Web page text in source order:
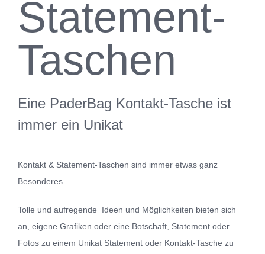
Kontakt
Statement-
Taschen
Eine PaderBag Kontakt-Tasche ist
immer ein Unikat
Kontakt & Statement-Taschen sind immer etwas ganz
Besonderes
Tolle und aufregende Ideen und Möglichkeiten bieten sich
an, eigene Grafiken oder eine Botschaft, Statement oder
Fotos zu einem Unikat Statement oder Kontakt-Tasche zu